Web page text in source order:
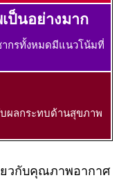
ป็นอย่างมาก
กรทั้งหมดมีแนวโน้มที่
ผลกระทบด้านสุขภาพ
ยวกับคุณภาพอากาศ